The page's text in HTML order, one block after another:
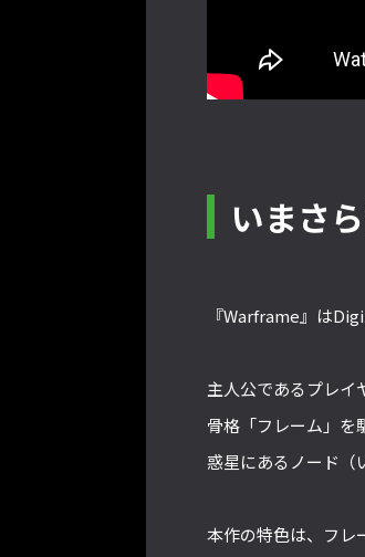
いまさ
『Warframe』は
主人公であるプレイ
骨格「フレーム」を
惑星にあるノード（
本作の特色は、フレ